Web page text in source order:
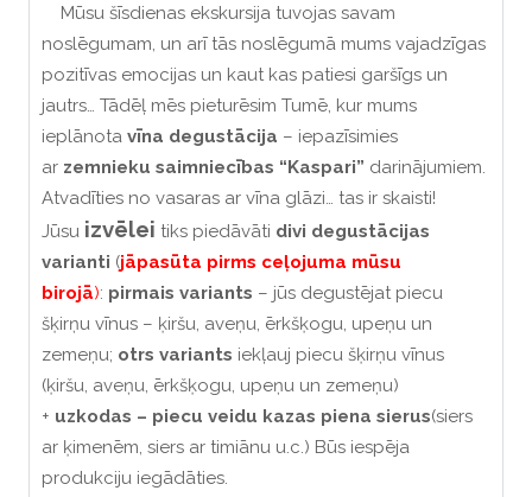
Mūsu šīsdienas ekskursija tuvojas savam
noslēgumam, un arī tās noslēgumā mums vajadzīgas
pozitīvas emocijas un kaut kas patiesi garšīgs un
jautrs… Tādēļ mēs pieturēsim Tumē, kur mums
ieplānota vīna degustācija – iepazīsimies
ar zemnieku saimniecības “Kaspari” darinājumiem.
Atvadīties no vasaras ar vīna glāzi… tas ir skaisti!
Jūsu izvēlei tiks piedāvāti divi degustācijas
varianti (jāpasūta pirms ceļojuma mūsu
birojā): pirmais variants – jūs degustējat piecu
šķirņu vīnus – ķiršu, aveņu, ērkšķogu, upeņu un
zemeņu; otrs variants iekļauj piecu šķirņu vīnus
(ķiršu, aveņu, ērkšķogu, upeņu un zemeņu)
+ uzkodas – piecu veidu kazas piena sierus(siers
ar ķimenēm, siers ar timiānu u.c.) Būs iespēja
produkciju iegādāties.